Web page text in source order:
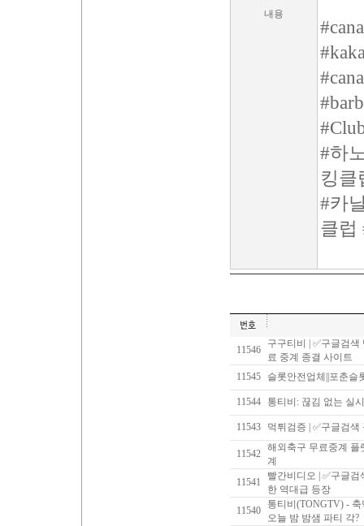
내용
#하
킹클
#카
클럽
11546
구구티비 | ✅구글검
료 중계 종결 사이트
11545
슬롯안전업체||포춘슬
11544 통티비: 끊김 없는 실
11543 먹튀검증 | ✅구글검
11542
해외축구 무료중계 플
계
11541
빨간비디오 | ✅구글
한 역대급 등장
11540
통티비(TONGTV) -
오늘 밤 밤샘 파티 각?